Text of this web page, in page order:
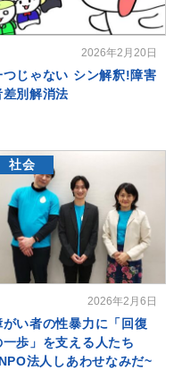
2026年2月20日
つじゃない シン解釈!障害
差別解消法
社会
2026年2月6日
がい者の性暴力に「回復
一歩」を支える人たち
法人しあわせなみだ~